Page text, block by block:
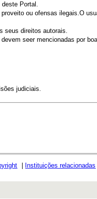
Portal.
ou ofensas ilegais.O
seus direitos autorais.
seer mencionadas por
judiciais.
Instituições relacionadas